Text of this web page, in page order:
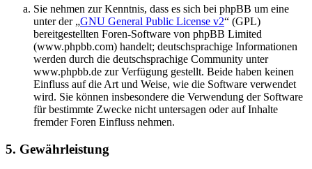
Sie nehmen zur Kenntnis, dass es sich bei phpBB um eine
unter der „GNU General Public License v2“ (GPL)
bereitgestellten Foren-Software von phpBB Limited
(www.phpbb.com) handelt; deutschsprachige Informationen
werden durch die deutschsprachige Community unter
www.phpbb.de zur Verfügung gestellt. Beide haben keinen
Einfluss auf die Art und Weise, wie die Software verwendet
wird. Sie können insbesondere die Verwendung der Software
für bestimmte Zwecke nicht untersagen oder auf Inhalte
fremder Foren Einfluss nehmen.
5. Gewährleistung